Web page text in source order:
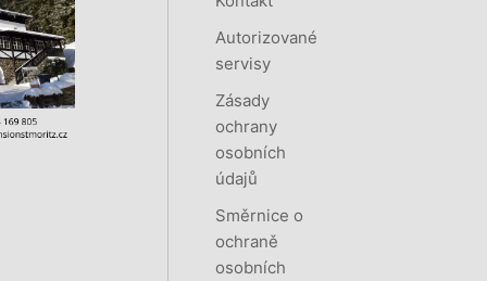
Autorizované
servisy
Zásady
ochrany
osobních
údajů
Směrnice o
ochraně
osobních